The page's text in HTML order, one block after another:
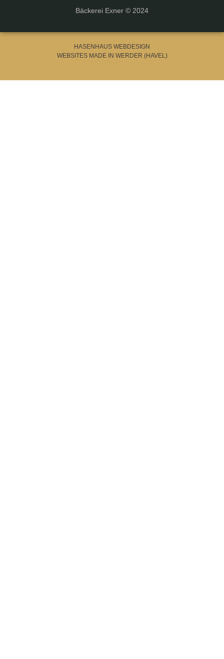
Bäckerei Exner © 2024
HASENHAUS WEBDESIGN
WEBSITES MADE IN WERDER (HAVEL)